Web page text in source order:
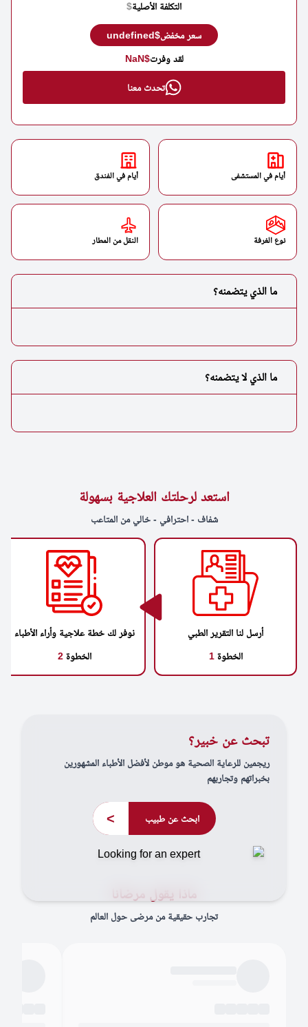
التكلفة الأصلية$
سعر مخفض$undefined
لقد وفرت$NaN
تحدث معنا
أيام في المستشفى أيام في الفندق
نوع الغرفة النقل من المطار
ما الذي يتضمنه؟
ما الذي لا يتضمنه؟
استعد لرحلتك العلاجية بسهولة
شفاف - احترافي - خالي من المتاعب
أرسل لنا التقرير الطبي
الخطوة1
نوفر لك خطة علاجية وأراء الأطباء
الخطوة2
تبحث عن خبير؟
ريجمين للرعاية الصحية هو موطن لأفضل الأطباء المشهورين
بخبراتهم وتجاربهم
ابحث عن طبيب >
ماذا يقول مرضانا
تجارب حقيقية من مرضى حول العالم